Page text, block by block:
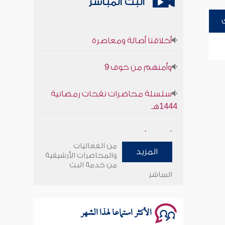
أخلاقنا أصالة ومعاصرة
وأمنهم من خوف 9
1444هـ
أخلاقنا أصالة ومعاصرة
وأمنهم من خوف 9
المزيد
من الفعاليات
والمحاضرات الأرشيفية
من خدمة البث
المباشر
الأكثر استماعا لهذا الشهر